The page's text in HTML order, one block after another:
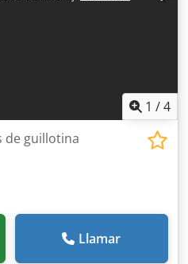
1 /4
de guillotina
Llamar